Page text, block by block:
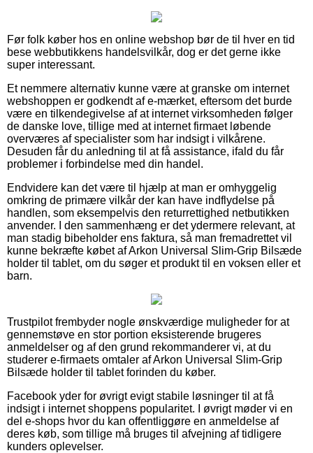
Før folk køber hos en online webshop bør de til hver en tid
bese webbutikkens handelsvilkår, dog er det gerne ikke
super interessant.
Et nemmere alternativ kunne være at granske om internet
webshoppen er godkendt af e-mærket, eftersom det burde
være en tilkendegivelse af at internet virksomheden følger
de danske love, tillige med at internet firmaet løbende
overværes af specialister som har indsigt i vilkårene.
Desuden får du anledning til at få assistance, ifald du får
problemer i forbindelse med din handel.
Endvidere kan det være til hjælp at man er omhyggelig
omkring de primære vilkår der kan have indflydelse på
handlen, som eksempelvis den returrettighed netbutikken
anvender. I den sammenhæng er det ydermere relevant, at
man stadig bibeholder ens faktura, så man fremadrettet vil
kunne bekræfte købet af Arkon Universal Slim-Grip Bilsæde
holder til tablet, om du søger et produkt til en voksen eller et
barn.
Trustpilot frembyder nogle ønskværdige muligheder for at
gennemstøve en stor portion eksisterende brugeres
anmeldelser og af den grund rekommanderer vi, at du
studerer e-firmaets omtaler af Arkon Universal Slim-Grip
Bilsæde holder til tablet forinden du køber.
Facebook yder for øvrigt evigt stabile løsninger til at få
indsigt i internet shoppens popularitet. I øvrigt møder vi en
del e-shops hvor du kan offentliggøre en anmeldelse af
deres køb, som tillige må bruges til afvejning af tidligere
kunders oplevelser.